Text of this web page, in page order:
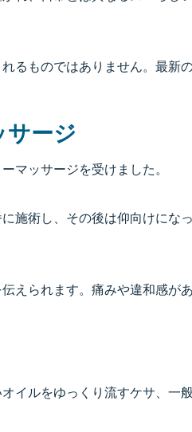
るものではありません。最新
ージ
マッサージを受けました。
施術し、その後は仰向けにな
えられます。痛みや違和感が
イルをゆっくり流すケサ、一